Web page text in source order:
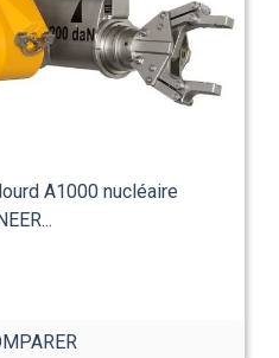
A1000 nucléaire